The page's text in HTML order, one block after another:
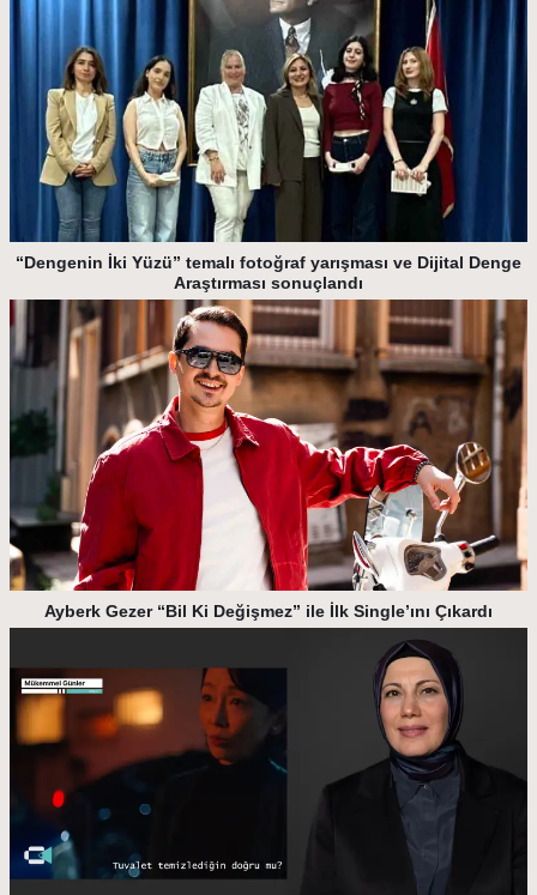
“Dengenin İki Yüzü” temalı fotoğraf yarışması ve Dijital Denge
Araştırması sonuçlandı
Ayberk Gezer “Bil Ki Değişmez” ile İlk Single’ını Çıkardı